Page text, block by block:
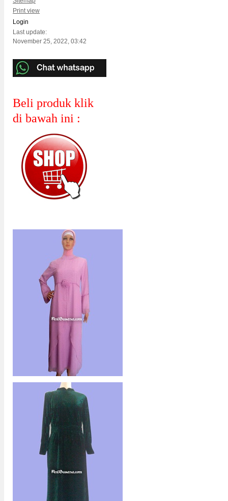
Print view
Login
Last update:
November 25, 2022, 03:42
Beli produk klik
di bawah ini :